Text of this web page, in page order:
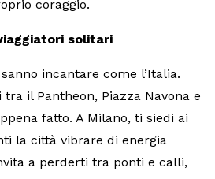
coraggio.
solitari
incantare come l’Italia.
il Pantheon, Piazza Navona e
fatto. A Milano, ti siedi ai
la città vibrare di energia
a perderti tra ponti e calli,